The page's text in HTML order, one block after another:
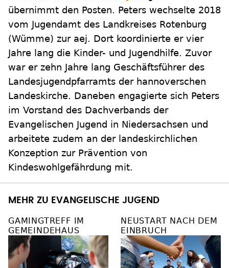
übernimmt den Posten. Peters wechselte 2018
vom Jugendamt des Landkreises Rotenburg
(Wümme) zur aej. Dort koordinierte er vier
Jahre lang die Kinder- und Jugendhilfe. Zuvor
war er zehn Jahre lang Geschäftsführer des
Landesjugendpfarramts der hannoverschen
Landeskirche. Daneben engagierte sich Peters
im Vorstand des Dachverbands der
Evangelischen Jugend in Niedersachsen und
arbeitete zudem an der landeskirchlichen
Konzeption zur Prävention von
Kindeswohlgefährdung mit.
MEHR ZU EVANGELISCHE JUGEND
GAMINGTREFF IM
GEMEINDEHAUS
NEUSTART NACH DEM
EINBRUCH